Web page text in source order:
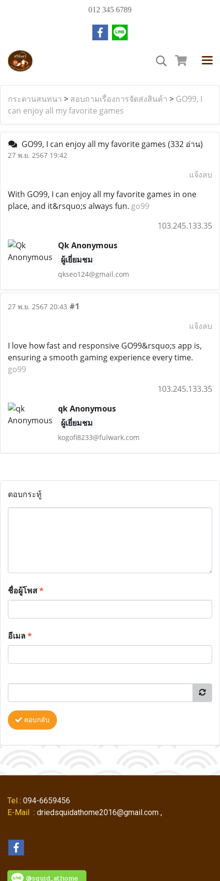
012 345 6789
กระดานสนทนา > สอบถามเรื่องการจัดส่งสินค้า > GO99, I
can enjoy all my favorite games
GO99, I can enjoy all my favorite games (332 อ่าน)
27 พ.ย. 2567 19:42
แจ้งลบ
With GO99, I can enjoy all my favorite games in one
place, and it&rsquo;s always fun. go99
103.245.133.35
Qk Anonymous
ผู้เยี่ยมชม
qkseo124@gmail.com
27 พ.ย. 2567 20:43 #1
แจ้งลบ
I love how fast and responsive GO99&rsquo;s app is,
ensuring a smooth gaming experience every time.
go99
103.245.133.35
qk Anonymous
ผู้เยี่ยมชม
kogofi8233@fulwark.com
ตอบกระทู้
ชื่อผู้โพส*
อีเมล*
ตอบกลับ
Tel : 094-6659456
E-Mail : driedsquidathome2016@gmail.com ,
@squid_athome